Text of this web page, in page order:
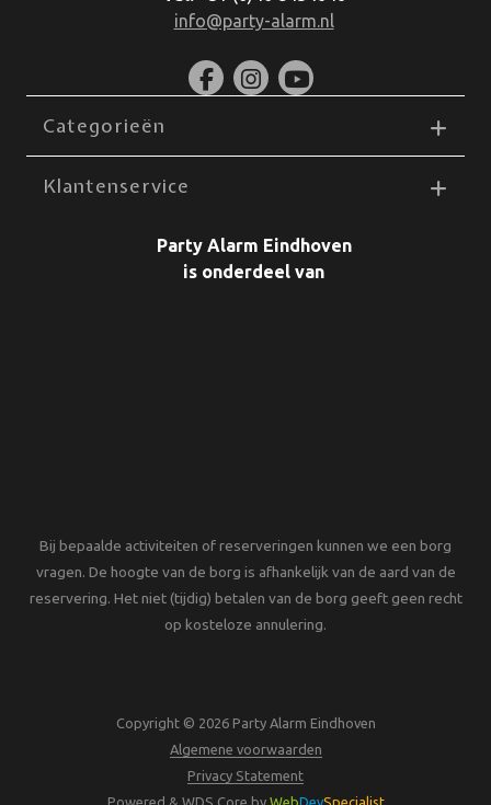
info@party-alarm.nl
Categorieën
Klantenservice
Party Alarm Eindhoven
is onderdeel van
Bij bepaalde activiteiten of reserveringen kunnen we een borg
vragen. De hoogte van de borg is afhankelijk van de aard van de
reservering. Het niet (tijdig) betalen van de borg geeft geen recht
op kosteloze annulering.
Copyright © 2026 Party Alarm Eindhoven
Algemene voorwaarden
Privacy Statement